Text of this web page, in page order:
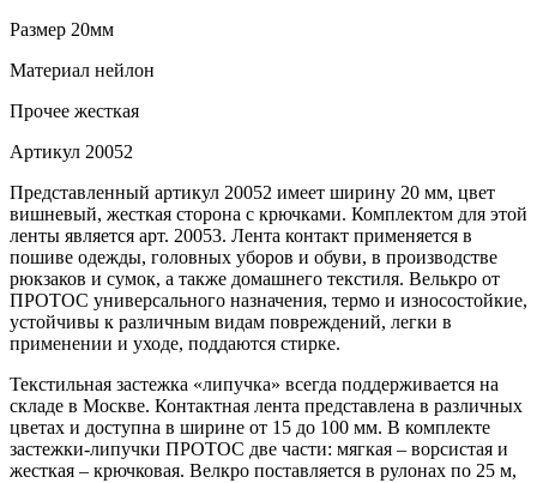
Размер 20мм
Материал нейлон
Прочее жесткая
Артикул 20052
Представленный артикул 20052 имеет ширину 20 мм, цвет
вишневый, жесткая сторона с крючками. Комплектом для этой
ленты является арт. 20053. Лента контакт применяется в
пошиве одежды, головных уборов и обуви, в производстве
рюкзаков и сумок, а также домашнего текстиля. Велькро от
ПРОТОС универсального назначения, термо и износостойкие,
устойчивы к различным видам повреждений, легки в
применении и уходе, поддаются стирке.
Текстильная застежка «липучка» всегда поддерживается на
складе в Москве. Контактная лента представлена в различных
цветах и доступна в ширине от 15 до 100 мм. В комплекте
застежки-липучки ПРОТОС две части: мягкая – ворсистая и
жесткая – крючковая. Велкро поставляется в рулонах по 25 м,